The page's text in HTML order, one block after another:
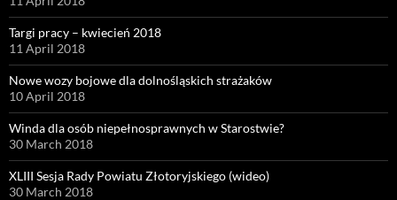
Targi pracy – kwiecień 2018
11 April 2018
Nowe wozy bojowe dla dolnośląskich strażaków
10 April 2018
Winda dla osób niepełnosprawnych w Starostwie?
30 March 2018
XLIII Sesja Rady Powiatu Złotoryjskiego (wideo)
30 March 2018